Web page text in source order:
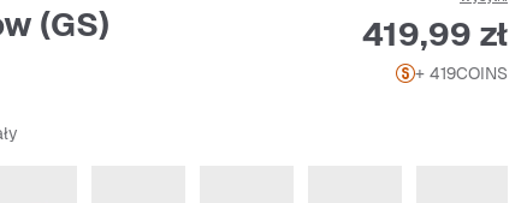
(GS)
Cena
419,99 zł
+ 419COINS